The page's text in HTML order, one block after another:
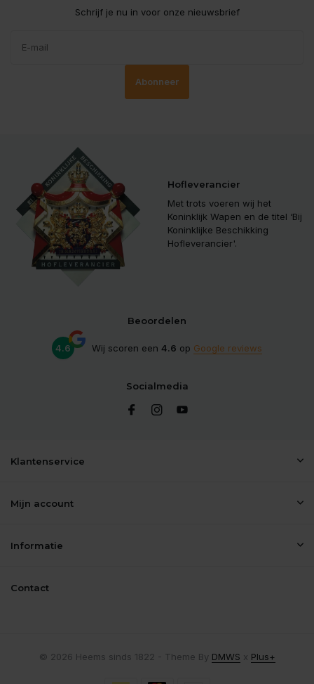
Schrijf je nu in voor onze nieuwsbrief
Abonneer
Hofleverancier
Met trots voeren wij het
Koninklijk Wapen en de titel ‘Bij
Koninklijke Beschikking
Hofleverancier'.
Beoordelen
4.6 Wij scoren een 4.6 op Google reviews
Socialmedia
Klantenservice
Mijn account
Informatie
Contact
© 2026 Heems sinds 1822 - Theme By DMWS x Plus+